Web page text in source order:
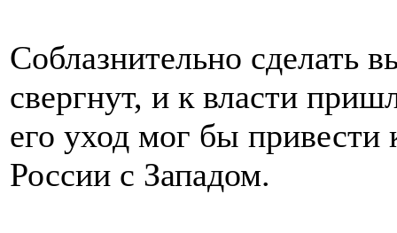
Соблазнительно сделать
свергнут, и к власти
его уход мог бы привести
России с Западом.